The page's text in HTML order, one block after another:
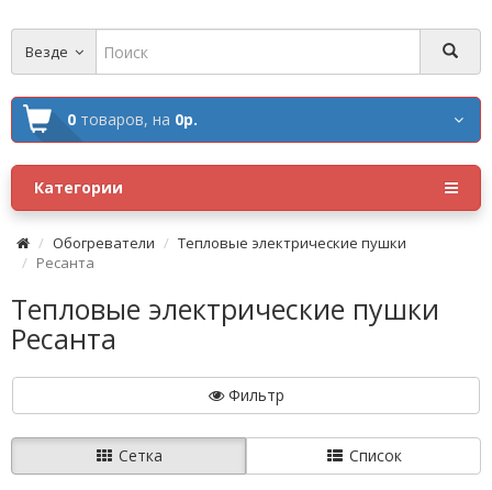
Везде
0 товаров, на 0р.
Категории
Обогреватели
Тепловые электрические пушки
Ресанта
Тепловые электрические пушки
Ресанта
Фильтр
Сетка Список